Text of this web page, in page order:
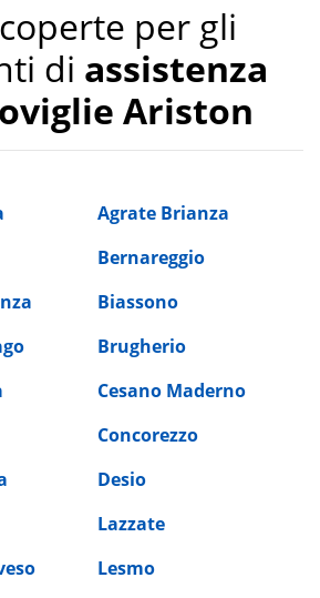
per gli
di assistenza
Ariston
Agrate Brianza
Bernareggio
Biassono
Brugherio
Cesano Maderno
Concorezzo
Desio
Lazzate
Lesmo